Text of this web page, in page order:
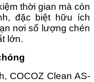
thời gian mà còn
đặc biệt hữu ích
nơi số lượng chén
lớn.
COCOZ Clean AS-